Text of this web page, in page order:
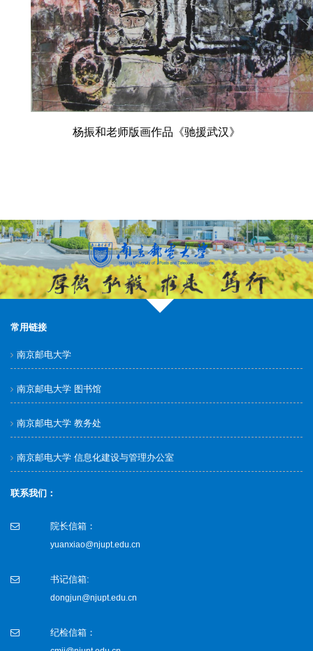
杨振和老师版画作品《驰援武汉》
常用链接
南京邮电大学
南京邮电大学 图书馆
南京邮电大学 教务处
南京邮电大学 信息化建设与管理办公室
联系我们：
院长信箱：
yuanxiao@njupt.edu.cn
书记信箱:
dongjun@njupt.edu.cn
纪检信箱：